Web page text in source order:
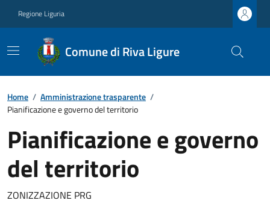
Regione Liguria
Comune di Riva Ligure
Home / Amministrazione trasparente /
Pianificazione e governo del territorio
Pianificazione e governo
del territorio
ZONIZZAZIONE PRG